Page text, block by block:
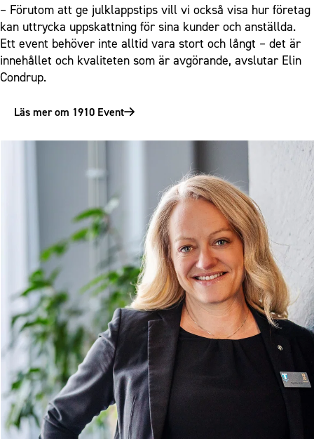
– Förutom att ge julklappstips vill vi också visa hur företag
kan uttrycka uppskattning för sina kunder och anställda.
Ett event behöver inte alltid vara stort och långt – det är
innehållet och kvaliteten som är avgörande, avslutar Elin
Condrup.
Läs mer om 1910 Event